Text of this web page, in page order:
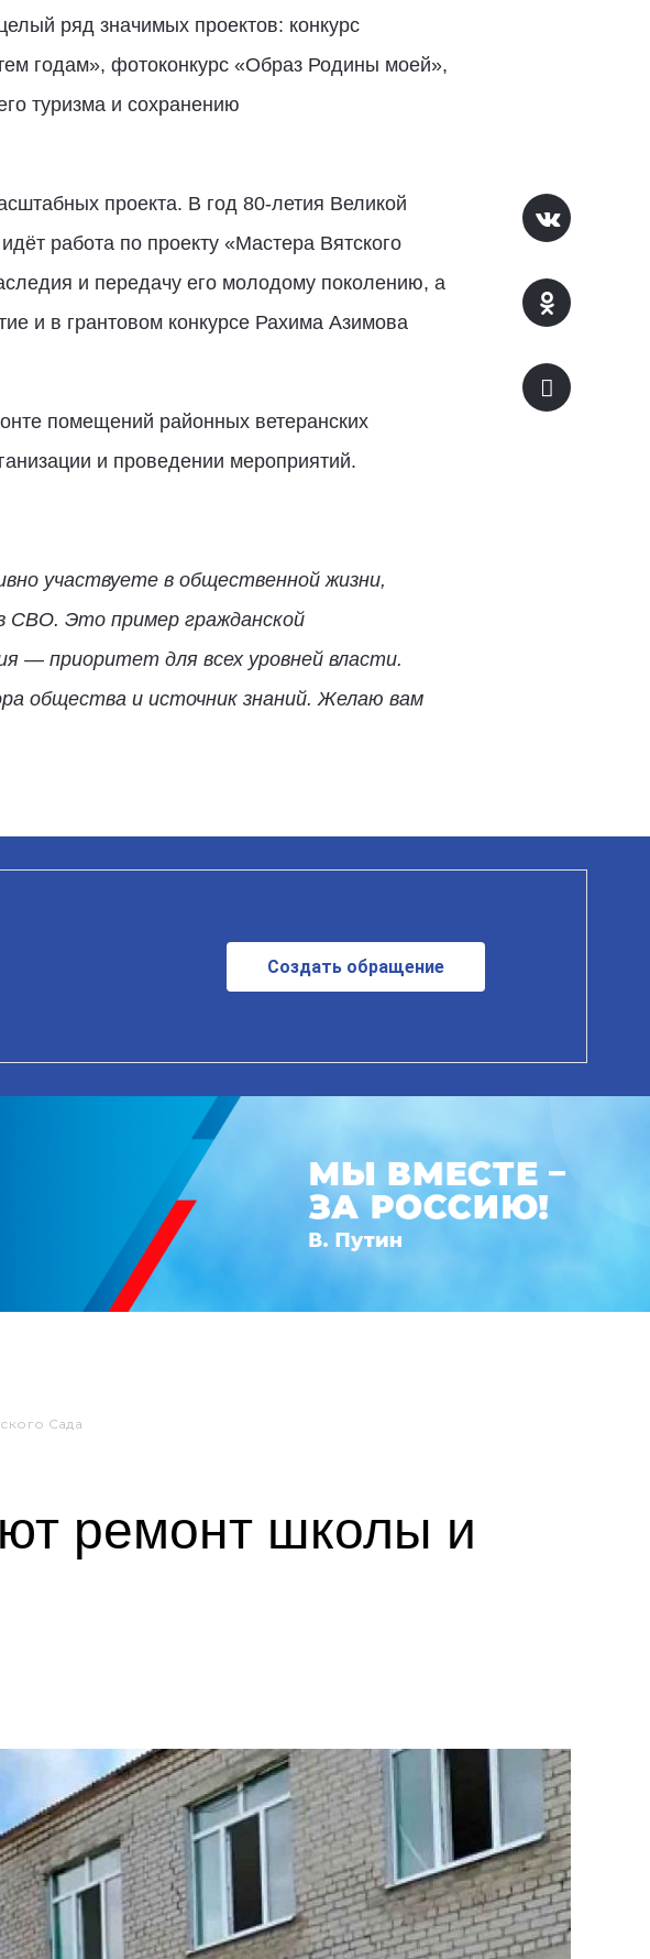
ряд значимых проектов: конкурс
годам», фотоконкурс «Образ Родины моей»,
туризма и сохранению
проекта. В год 80-летия Великой
работа по проекту «Мастера Вятского
и передачу его молодому поколению, а
и в грантовом конкурсе Рахима Азимова
помещений районных ветеранских
и проведении мероприятий.
участвуете в общественной жизни,
СВО. Это пример гражданской
— приоритет для всех уровней власти.
общества и источник знаний. Желаю вам
Создать обращение
Сада
ремонт школы и